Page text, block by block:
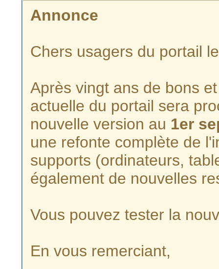
Annonce
Chers usagers du portail
Après vingt ans de bons
actuelle du portail sera
nouvelle version au 1er
une refonte complète de
supports (ordinateurs,
également de nouvelles
Vous pouvez tester la
En vous remerciant,